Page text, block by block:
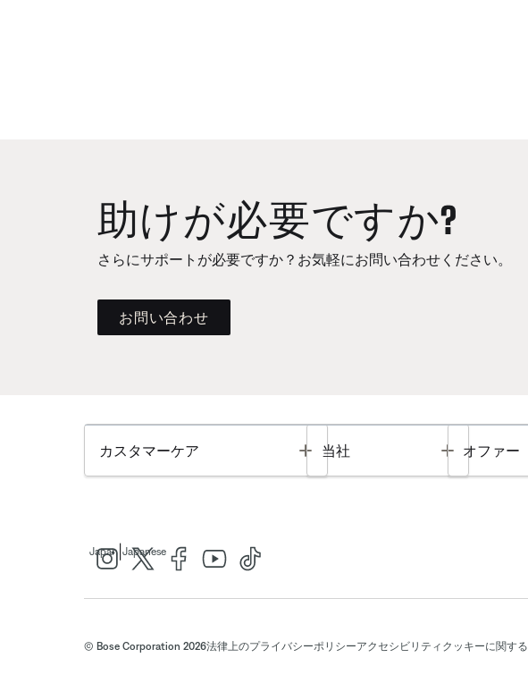
助けが必要ですか?
さらにサポートが必要ですか？お気軽にお問い合わせください。
お問い合わせ
カスタマーケア Toggle
当社 Toggle
オファー
Japan Japanese
© Bose Corporation 2026法律上のプライバシーポリシーアクセシビリティ クッキーに関す